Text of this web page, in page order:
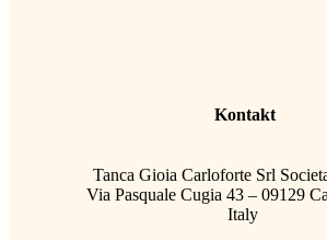
Kontakt
Tanca Gioia Carloforte Srl
Via Pasquale Cugia 43 – 09129
Italy